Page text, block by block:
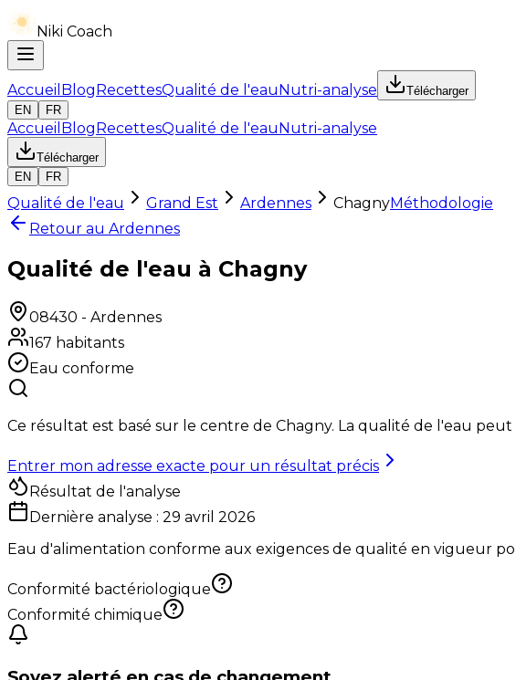
Niki Coach
Accueil BlogRecettesQualité de l'eauNutri-analyse
Télécharger
EN
FR
Accueil BlogRecettesQualité de l'eauNutri-analyse
Télécharger
EN
FR
Qualité de l'eau Grand Est Ardennes ChagnyMéthodologie
Retour au Ardennes
Qualité de l'eau à Chagny
08430 - Ardennes
167 habitants
Eau conforme
Ce résultat est basé sur le centre de Chagny. La qualité de l'eau
Entrer mon adresse exacte pour un résultat précis
Résultat de l'analyse
Dernière analyse : 29 avril 2026
Eau d'alimentation conforme aux exigences de qualité en vigueur
Conformité bactériologique
Conformité chimique